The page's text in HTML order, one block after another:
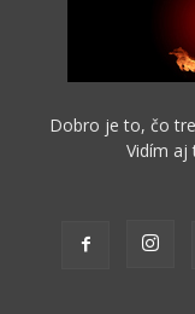
Dobro je to, čo
Vidím aj